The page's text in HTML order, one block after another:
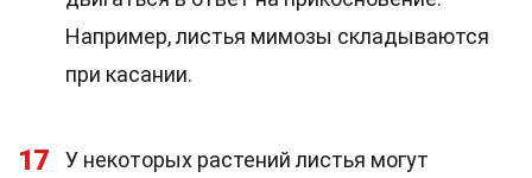
Например, листья мимозы складываются
при касании.
17
У некоторых растений листья могут